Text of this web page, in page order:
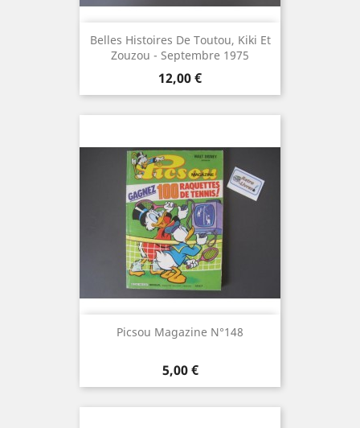
Belles Histoires De Toutou, Kiki Et
Zouzou - Septembre 1975
Prix
12,00 €
Picsou Magazine N°148
Prix
5,00 €